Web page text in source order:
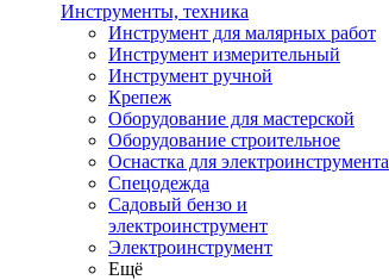
Инструменты, техника
Инструмент для малярных работ
Инструмент измерительный
Инструмент ручной
Крепеж
Оборудование для мастерской
Оборудование строительное
Оснастка для электроинструмента
Спецодежда
Садовый бензо и
электроинструмент
Электроинструмент
Ещё